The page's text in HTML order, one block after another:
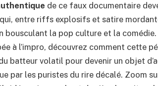
de ce faux documentaire
qui, entre riffs explosifs et satire
bousculant la pop culture et la comédie.
à l’impro, découvrez comment cette
batteur volatil pour devenir un objet
par les puristes du rire décalé. Zoom